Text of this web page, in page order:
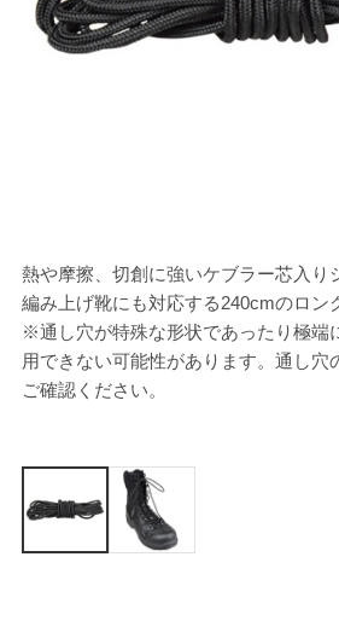
熱や摩擦、切創に強いケブラー芯入り
編み上げ靴にも対応する240cmのロン
※通し穴が特殊な形状であったり極端
用できない可能性があります。通し穴
ご確認ください。